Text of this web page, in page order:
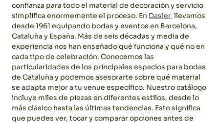
confianza para todo el material de decoración y servicio
simplifica enormemente el proceso. En Dasler llevamos
desde 1961 equipando bodas y eventos en Barcelona,
Cataluña y España. Más de seis décadas y media de
experiencia nos han enseñado qué funciona y qué no en
cada tipo de celebración. Conocemos las
particularidades de los principales espacios para bodas
de Cataluña y podemos asesorarte sobre qué material
se adapta mejor a tu venue específico. Nuestro catálogo
incluye miles de piezas en diferentes estilos, desde lo
más clásico hasta las últimas tendencias. Esto significa
que puedes ver, tocar y comparar opciones antes de